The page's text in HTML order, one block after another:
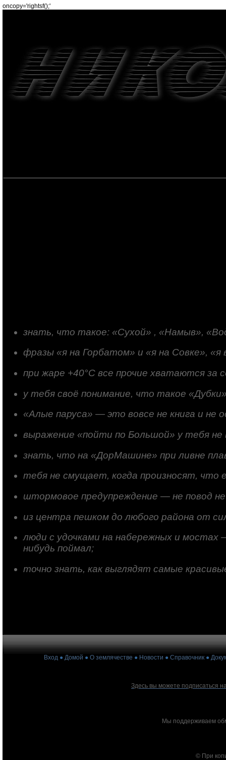
oncopy='rightsf();'
знать, что такое: «Сухой» , «Намыв»,
фразы «я на Горбатом» и «я на Совке»,
при жаре +40°С все прочие хватаются за
у тебя своё понимание, что такое
«Алые паруса» — это вовсе не книга и не
выражение «пойти по Большой» у тебя не
знать, что на «ДорМашине» при ливне
тебя не смущает, когда произносят, что
штормовое предупреждение — не повод
из центра пешком до любого района от
люди с удочками на набережных и
нибудь поймал;
точно знать, как выглядят самые
Вход● Домой ● О землячестве ● Новости ● Справочник●
Здесь вы можете подписаться
Мы поддерживаем
© При